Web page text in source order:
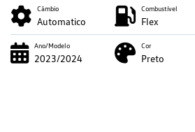
Câmbio
Automatico
Combustível
Flex
Ano/Modelo
2023/2024
Cor
Preto